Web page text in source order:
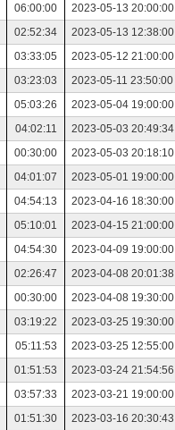
06:00:00 2023-05-13 20:00:00
02:52:34 2023-05-13 12:38:00
03:33:05 2023-05-12 21:00:00
03:23:03 2023-05-11 23:50:00
05:03:26 2023-05-04 19:00:00
04:02:11 2023-05-03 20:49:34
00:30:00 2023-05-03 20:18:10
04:01:07 2023-05-01 19:00:00
04:54:13 2023-04-16 18:30:00
05:10:01 2023-04-15 21:00:00
04:54:30 2023-04-09 19:00:00
02:26:47 2023-04-08 20:01:38
00:30:00 2023-04-08 19:30:00
03:19:22 2023-03-25 19:30:00
05:11:53 2023-03-25 12:55:00
01:51:53 2023-03-24 21:54:56
03:57:33 2023-03-21 19:00:00
01:51:30 2023-03-16 20:30:43